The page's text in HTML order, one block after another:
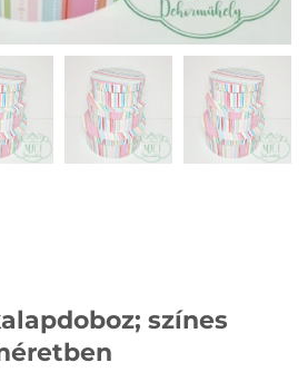
színes